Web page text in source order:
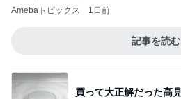
Amebaトピックス 1日前
記事を読む
買って大正解だった高